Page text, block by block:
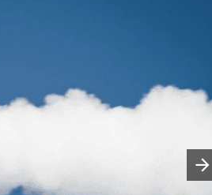
Następny slajd